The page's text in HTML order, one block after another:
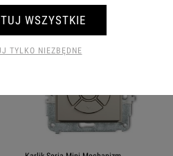
TYLKO NIEZBĘDNE
WSZYSTKIE